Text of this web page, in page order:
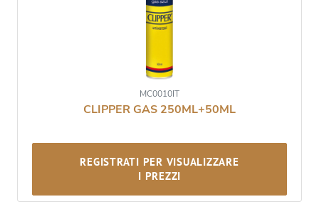
MC0010IT
CLIPPER GAS 250ML+50ML
REGISTRATI PER VISUALIZZARE
I PREZZI